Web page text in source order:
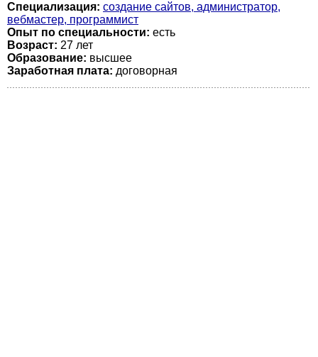
Специализация: создание сайтов, администратор,
вебмастер, программист
Опыт по специальности: есть
Возраст: 27 лет
Образование: высшее
Заработная плата: договорная